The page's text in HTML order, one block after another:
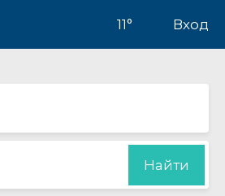
11° Вход
Найти